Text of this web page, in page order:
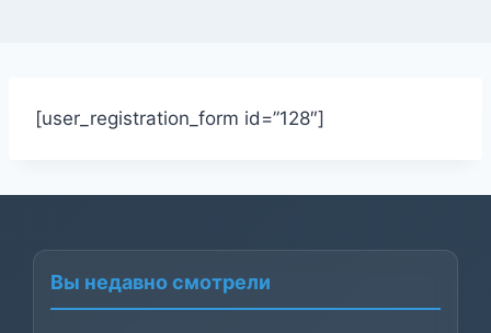
[user_registration_form id=”128″]
Вы недавно смотрели